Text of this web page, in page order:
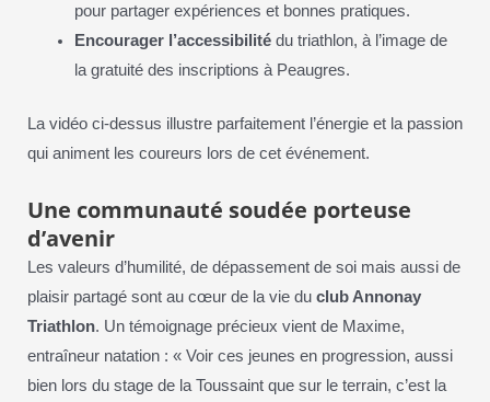
pour partager expériences et bonnes pratiques.
Encourager l’accessibilité du triathlon, à l’image de
la gratuité des inscriptions à Peaugres.
La vidéo ci-dessus illustre parfaitement l’énergie et la passion
qui animent les coureurs lors de cet événement.
Une communauté soudée porteuse
d’avenir
Les valeurs d’humilité, de dépassement de soi mais aussi de
plaisir partagé sont au cœur de la vie du club Annonay
Triathlon. Un témoignage précieux vient de Maxime,
entraîneur natation : « Voir ces jeunes en progression, aussi
bien lors du stage de la Toussaint que sur le terrain, c’est la